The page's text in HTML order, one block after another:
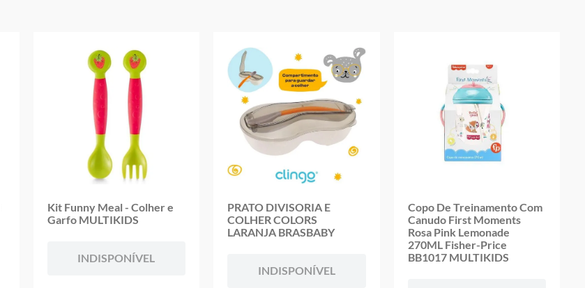
Kit Funny Meal - Colher e
Garfo MULTIKIDS
INDISPONÍVEL
PRATO DIVISORIA E
COLHER COLORS
LARANJA BRASBABY
INDISPONÍVEL
Copo De Treinamento Com
Canudo First Moments
Rosa Pink Lemonade
270ML Fisher-Price
BB1017 MULTIKIDS